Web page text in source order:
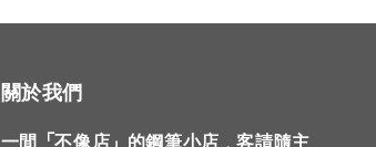
關於我們
一間「不像店」的鋼筆小店，客請隨主